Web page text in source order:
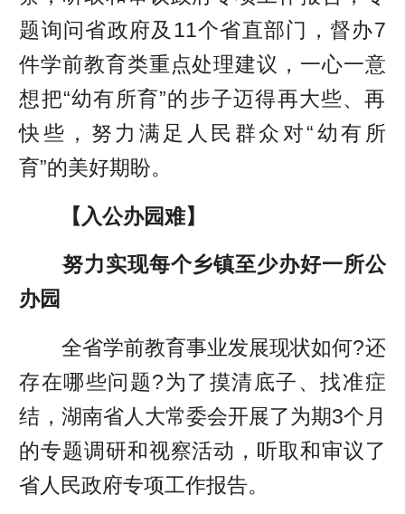
题询问省政府及11个省直部门，督办7
件学前教育类重点处理建议，一心一意
想把“幼有所育”的步子迈得再大些、再
快些，努力满足人民群众对“幼有所
育”的美好期盼。
【入公办园难】
努力实现每个乡镇至少办好一所公
办园
全省学前教育事业发展现状如何?还
存在哪些问题?为了摸清底子、找准症
结，湖南省人大常委会开展了为期3个月
的专题调研和视察活动，听取和审议了
省人民政府专项工作报告。